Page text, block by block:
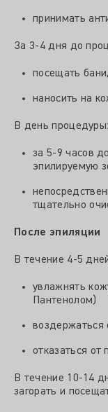
принимать
За 3-4 дня до
посещать
наносить на
В день процедуры:
за 5-9 часов
эпилируемую
тщательно
После эпиляции
В течение 4-5
увлажнять
Пантенолом)
воздержаться
отказаться от
В течение 10-14
загорать и